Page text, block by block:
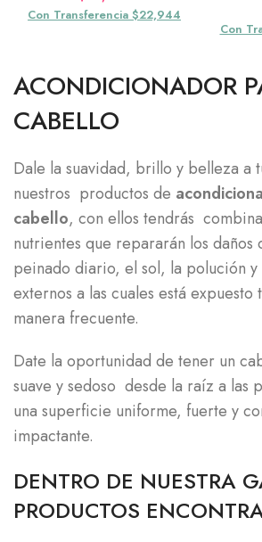
Con Transferencia $22,944
Con
ACONDICIONADOR
CABELLO
Dale la suavidad, brillo y belleza a
nuestros productos de
cabello, con ellos tendrás
nutrientes que repararán los daños
peinado diario, el sol, la polución y
externos a las cuales está expuesto
manera frecuente.
Date la oportunidad de tener un
suave y sedoso desde la raíz a las
una superficie uniforme, fuerte y
impactante.
DENTRO DE NUESTRA
PRODUCTOS